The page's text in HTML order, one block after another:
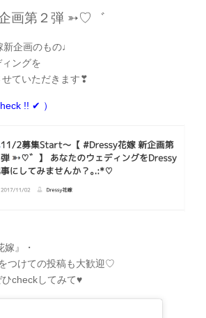
画第２弾 ➳♡゛
新企画のもの♩
ングを
ていただきます❣
!! ✔︎ ）
』・
つけての投稿も大歓迎♡
checkしてみて♥